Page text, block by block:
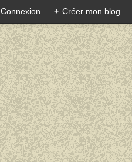
Connexion + Créer mon blog